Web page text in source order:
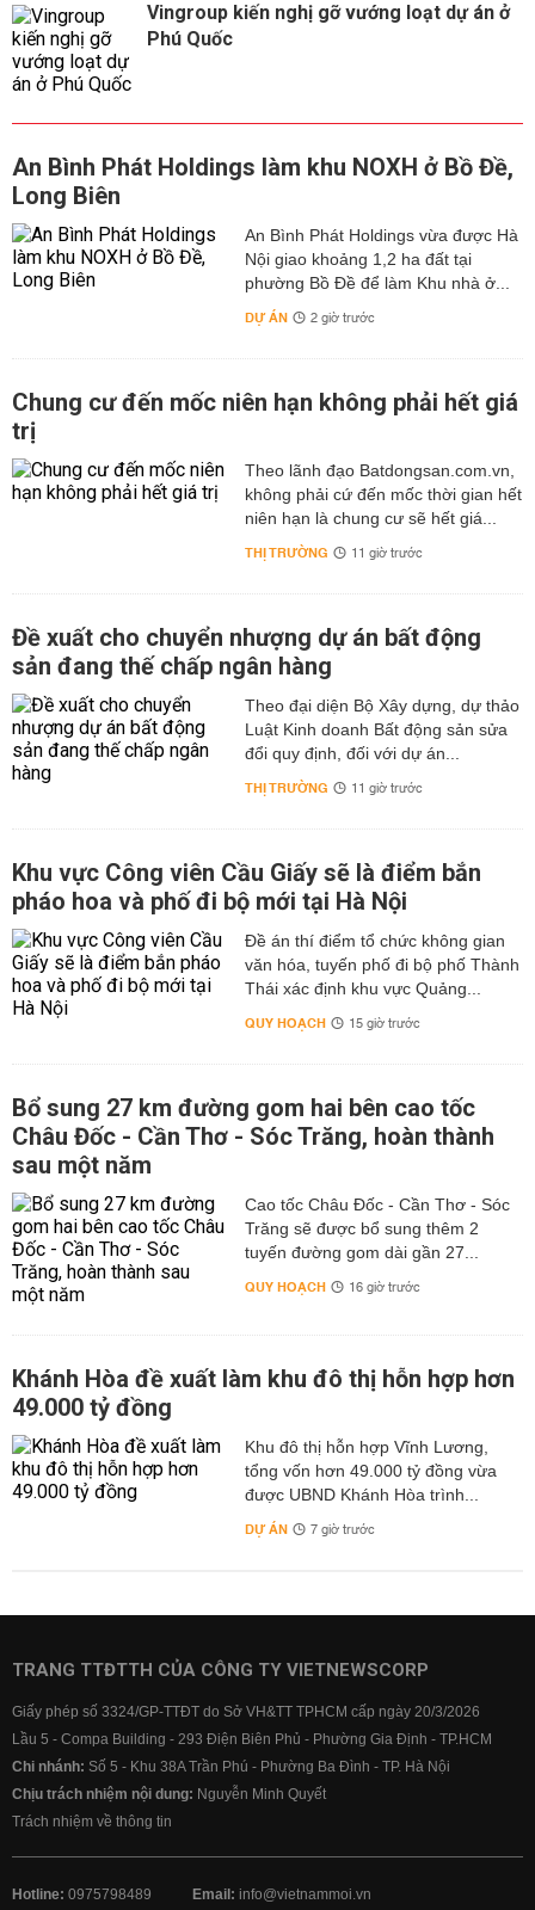
Vingroup kiến nghị gỡ vướng loạt dự án ở
Phú Quốc
An Bình Phát Holdings làm khu NOXH ở Bồ Đề,
Long Biên
An Bình Phát Holdings vừa được Hà
Nội giao khoảng 1,2 ha đất tại
phường Bồ Đề để làm Khu nhà ở...
DỰ ÁN 2 giờ trước
Chung cư đến mốc niên hạn không phải hết giá
trị
Theo lãnh đạo Batdongsan.com.vn,
không phải cứ đến mốc thời gian hết
niên hạn là chung cư sẽ hết giá...
THỊ TRƯỜNG 11 giờ trước
Đề xuất cho chuyển nhượng dự án bất động
sản đang thế chấp ngân hàng
Theo đại diện Bộ Xây dựng, dự thảo
Luật Kinh doanh Bất động sản sửa
đổi quy định, đối với dự án...
THỊ TRƯỜNG 11 giờ trước
Khu vực Công viên Cầu Giấy sẽ là điểm bắn
pháo hoa và phố đi bộ mới tại Hà Nội
Đề án thí điểm tổ chức không gian
văn hóa, tuyến phố đi bộ phố Thành
Thái xác định khu vực Quảng...
QUY HOẠCH 15 giờ trước
Bổ sung 27 km đường gom hai bên cao tốc
Châu Đốc - Cần Thơ - Sóc Trăng, hoàn thành
sau một năm
Cao tốc Châu Đốc - Cần Thơ - Sóc
Trăng sẽ được bổ sung thêm 2
tuyến đường gom dài gần 27...
QUY HOẠCH 16 giờ trước
Khánh Hòa đề xuất làm khu đô thị hỗn hợp hơn
49.000 tỷ đồng
Khu đô thị hỗn hợp Vĩnh Lương,
tổng vốn hơn 49.000 tỷ đồng vừa
được UBND Khánh Hòa trình...
DỰ ÁN 7 giờ trước
TRANG TTĐTTH CỦA CÔNG TY VIETNEWSCORP
Giấy phép số 3324/GP-TTĐT do Sở VH&TT TPHCM cấp ngày 20/3/2026
Lầu 5 - Compa Building - 293 Điện Biên Phủ - Phường Gia Định - TP.HCM
Chi nhánh: Số 5 - Khu 38A Trần Phú - Phường Ba Đình - TP. Hà Nội
Chịu trách nhiệm nội dung: Nguyễn Minh Quyết
Trách nhiệm về thông tin
Hotline: 0975798489 Email: info@vietnammoi.vn